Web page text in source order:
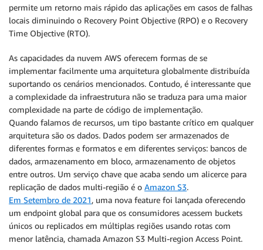
permite um retorno mais rápido das aplicações em casos de falhas
locais diminuindo o Recovery Point Objective (RPO) e o Recovery
Time Objective (RTO).
As capacidades da nuvem AWS oferecem formas de se
implementar facilmente uma arquitetura globalmente distribuída
suportando os cenários mencionados. Contudo, é interessante que
a complexidade da infraestrutura não se traduza para uma maior
complexidade na parte de código de implementação.
Quando falamos de recursos, um tipo bastante crítico em qualquer
arquitetura são os dados. Dados podem ser armazenados de
diferentes formas e formatos e em diferentes serviços: bancos de
dados, armazenamento em bloco, armazenamento de objetos
entre outros. Um serviço chave que acaba sendo um alicerce para
replicação de dados multi-região é o Amazon S3.
Em Setembro de 2021, uma nova feature foi lançada oferecendo
um endpoint global para que os consumidores acessem buckets
únicos ou replicados em múltiplas regiões usando rotas com
menor latência, chamada Amazon S3 Multi-region Access Point.